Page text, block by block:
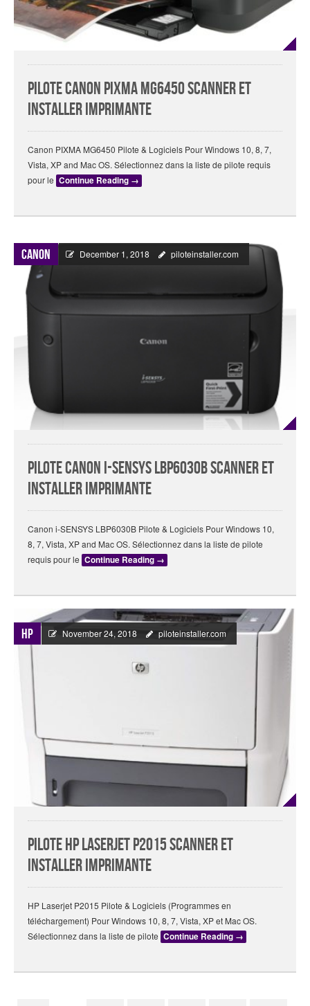
Pilote Canon PIXMA MG6450 Scanner Et
Installer Imprimante
Canon PIXMA MG6450 Pilote & Logiciels Pour Windows 10, 8, 7,
Vista, XP and Mac OS. Sélectionnez dans la liste de pilote requis
pour le Continue Reading →
Canon December 1, 2018 piloteinstaller.com
Pilote Canon i-SENSYS LBP6030B Scanner Et
Installer Imprimante
Canon i-SENSYS LBP6030B Pilote & Logiciels Pour Windows 10,
8, 7, Vista, XP and Mac OS. Sélectionnez dans la liste de pilote
requis pour le Continue Reading →
HP November 24, 2018 piloteinstaller.com
Pilote HP Laserjet P2015 Scanner Et
Installer Imprimante
HP Laserjet P2015 Pilote & Logiciels (Programmes en
téléchargement) Pour Windows 10, 8, 7, Vista, XP et Mac OS.
Sélectionnez dans la liste de pilote Continue Reading →